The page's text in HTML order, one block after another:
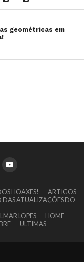
geométricas em
HOAXES!
ARTIGOS
DAS ATUALIZAÇÕES DO
LOPES
HOME
ULTIMAS